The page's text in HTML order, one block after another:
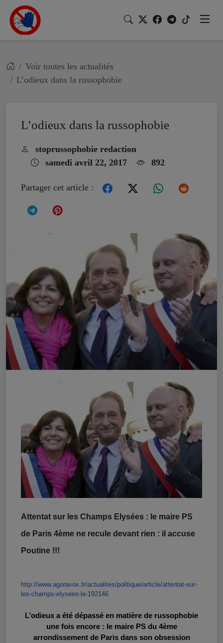
Voir toutes les actualités
L’odieux dans la russophobie
L’odieux dans la russophobie
stoprussophobie redaction
samedi avril 22, 2017
892
Partager cet article :
Attentat sur les Champs Elysées : le maire PS
de Paris 4ème ne recule devant rien : il accuse
Poutine !!!
http://www.agoravox.fr/actualites/politique/article/attentat-sur-
les-champs-elysees-le-192146
L’odieux a été dépassé en matière de russophobie
une fois encore : le maire PS du 4ème
arrondissement de Paris dans son obsession